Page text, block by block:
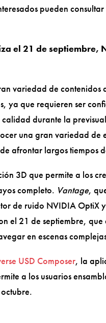
pueden
el 21 de septiembre,
variedad de contenidos
ya que requieren ser
durante la
una gran variedad de
afrontar largos tiempos
3D que permite a los
completo. Vantage,
de ruido NVIDIA OptiX
el 21 de septiembre,
en escenas
USD Composer, la
a los usuarios